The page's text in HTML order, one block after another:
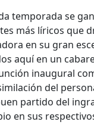
temporada se
más líricos que
en su gran
aquí en un
inaugural
del
partido del
en sus